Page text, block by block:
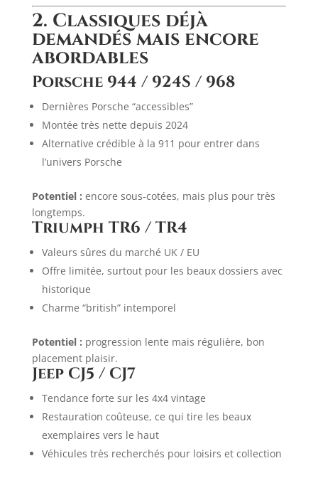
2. Classiques déjà
demandés mais encore
abordables
Porsche 944 / 924S / 968
Dernières Porsche “accessibles”
Montée très nette depuis 2024
Alternative crédible à la 911 pour entrer dans
l’univers Porsche
Potentiel : encore sous-cotées, mais plus pour très
longtemps.
Triumph TR6 / TR4
Valeurs sûres du marché UK / EU
Offre limitée, surtout pour les beaux dossiers avec
historique
Charme “british” intemporel
Potentiel : progression lente mais régulière, bon
placement plaisir.
Jeep CJ5 / CJ7
Tendance forte sur les 4x4 vintage
Restauration coûteuse, ce qui tire les beaux
exemplaires vers le haut
Véhicules très recherchés pour loisirs et collection